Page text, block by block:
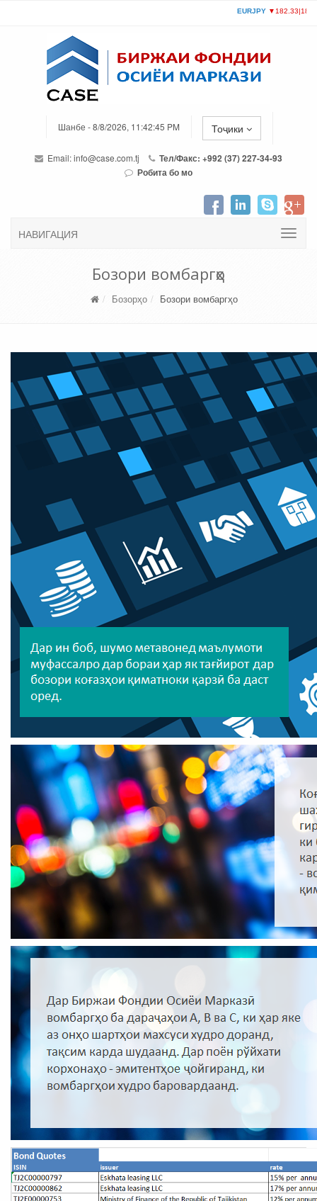
Шанбе - 8/8/2026, 11:42:45 PM Тоҷики
Email:info@case.com.tj
Тел/Факс: +992 (37) 227-34-93
Робита бо мо
НАВИГАЦИЯ
Бозори вомбаргҳо
Бозорҳо Бозори вомбаргҳо